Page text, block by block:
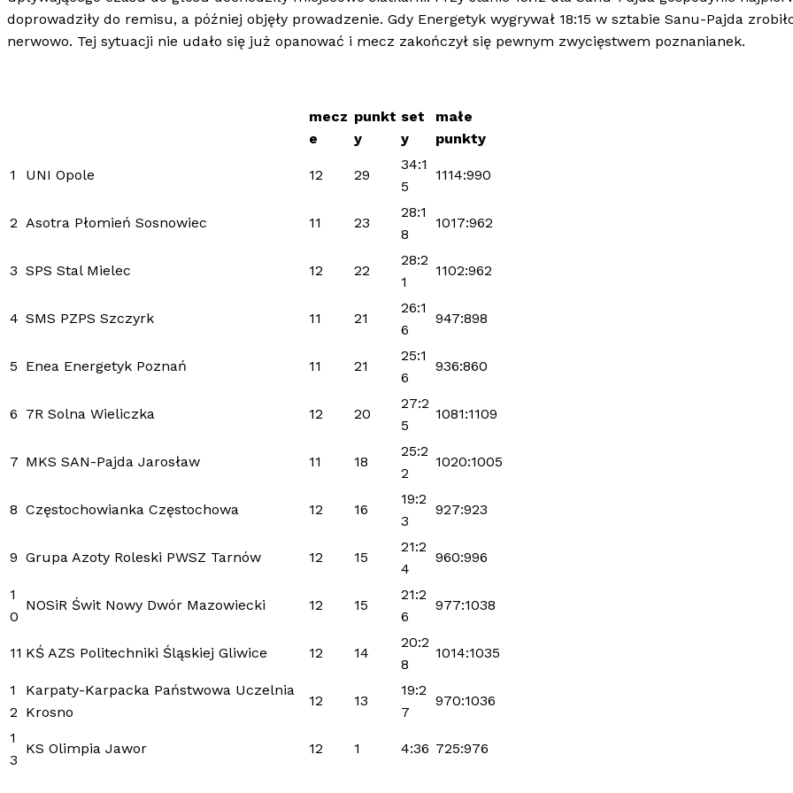
doprowadziły do remisu, a później objęły prowadzenie. Gdy Energetyk wygrywał 18:15 w sztabie Sanu-Pajda
nerwowo. Tej sytuacji nie udało się już opanować i mecz zakończył się pewnym zwycięstwem poznanianek.
mecz
e
punkt
y
set
y
małe
punkty
1 UNI Opole 12 29
34:1
5
1114:990
2 Asotra Płomień Sosnowiec 11 23
28:1
8
1017:962
3 SPS Stal Mielec 12 22
28:2
1
1102:962
4 SMS PZPS Szczyrk 11 21
26:1
6
947:898
5 Enea Energetyk Poznań 11 21
25:1
6
936:860
6 7R Solna Wieliczka 12 20
27:2
5
1081:1109
7 MKS SAN-Pajda Jarosław 11 18
25:2
2
1020:1005
8 Częstochowianka Częstochowa 12 16
19:2
3
927:923
9 Grupa Azoty Roleski PWSZ Tarnów 12 15
21:2
4
960:996
1
0
NOSiR Świt Nowy Dwór Mazowiecki 12 15
21:2
6
977:1038
11 KŚ AZS Politechniki Śląskiej Gliwice 12 14
20:2
8
1014:1035
1
2
Karpaty-Karpacka Państwowa Uczelnia
Krosno
12 13
19:2
7
970:1036
1
3
KS Olimpia Jawor 12 1 4:36 725:976